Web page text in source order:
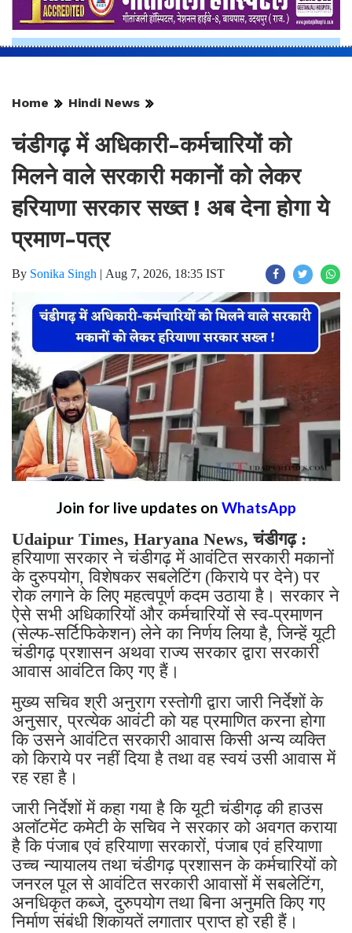
Home Hindi News
चंडीगढ़ में अधिकारी-कर्मचारियों को
मिलने वाले सरकारी मकानों को लेकर
हरियाणा सरकार सख्त ! अब देना होगा ये
प्रमाण-पत्र
By Sonika Singh | Aug 7, 2026, 18:35 IST
Join for live updates on WhatsApp
Udaipur Times, Haryana News, चंडीगढ़ :
हरियाणा सरकार ने चंडीगढ़ में आवंटित सरकारी मकानों
के दुरुपयोग, विशेषकर सबलेटिंग (किराये पर देने) पर
रोक लगाने के लिए महत्वपूर्ण कदम उठाया है। सरकार ने
ऐसे सभी अधिकारियों और कर्मचारियों से स्व-प्रमाणन
(सेल्फ-सर्टिफिकेशन) लेने का निर्णय लिया है, जिन्हें यूटी
चंडीगढ़ प्रशासन अथवा राज्य सरकार द्वारा सरकारी
आवास आवंटित किए गए हैं।
मुख्य सचिव श्री अनुराग रस्तोगी द्वारा जारी निर्देशों के
अनुसार, प्रत्येक आवंटी को यह प्रमाणित करना होगा
कि उसने आवंटित सरकारी आवास किसी अन्य व्यक्ति
को किराये पर नहीं दिया है तथा वह स्वयं उसी आवास में
रह रहा है।
जारी निर्देशों में कहा गया है कि यूटी चंडीगढ़ की हाउस
अलॉटमेंट कमेटी के सचिव ने सरकार को अवगत कराया
है कि पंजाब एवं हरियाणा सरकारों, पंजाब एवं हरियाणा
उच्च न्यायालय तथा चंडीगढ़ प्रशासन के कर्मचारियों को
जनरल पूल से आवंटित सरकारी आवासों में सबलेटिंग,
अनधिकृत कब्जे, दुरुपयोग तथा बिना अनुमति किए गए
निर्माण संबंधी शिकायतें लगातार प्राप्त हो रही हैं।